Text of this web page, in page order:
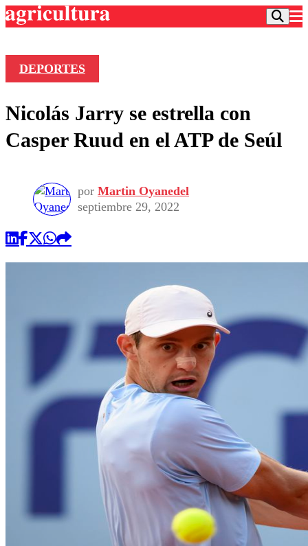
Frecuencias
Agricultura TV
Deportes
Motor
Otros Deportes
Torneo Nacional
Universidad de Chile
Noticias
Dato Practico
Nacional
Sustentabilidad
Vida Social
DEPORTES
Nicolás Jarry se estrella con
Casper Ruud en el ATP de Seúl
por Martin Oyanedel
septiembre 29, 2022